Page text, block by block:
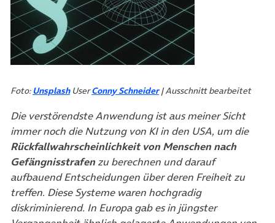
Foto: Unsplash(öffnet in neuem Tab)
UserConny Schneider| Ausschnitt bearbeitet
Die verstörendste Anwendung ist aus meiner Sicht
immer noch die Nutzung von KI in den USA, um die
Rückfallwahrscheinlichkeit von Menschen nach
Gefängnisstrafenzu berechnen und darauf
aufbauend Entscheidungen über deren Freiheit zu
treffen. Diese Systeme waren hochgradig
diskriminierend. In Europa gab es in jüngster